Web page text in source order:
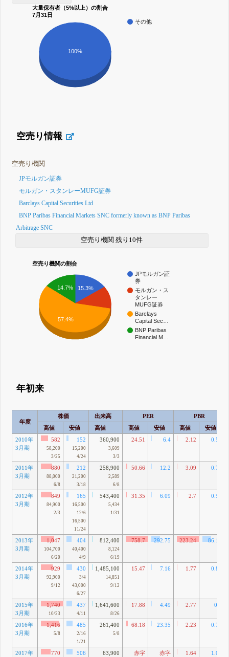
大量保有者（5%以上）の割合
7月31日
その他
100%
空売り情報
空売り機関
JPモルガン証券
モルガン・スタンレーMUFG証券
Barclays Capital Securities Ltd
BNP Paribas Financial Markets SNC formerly known as BNP Paribas
Arbitrage SNC
空売り機関 残り10件
空売り機関の割合
JPモルガン証
券
モルガン・ス
タンレー
MUFG証券
Barclays
Capital Sec…
BNP Paribas
Financial M…
15.3%
14.7%
57.4%
年初来
年度
株価 出来高 PER
PBR
高値
安値 高値 高値 安値 高値
安値
2010年
3月期
582
58,200
3/25
152
15,200
4/24
360,900
3,609
3/3
24.51 6.4 2.12 0.55
2011年
3月期
880
88,000
6/8
212
21,200
3/18
258,900
2,589
6/8
50.66 12.2 3.09 0.74
2012年
3月期
849
84,900
2/3
165
16,500
12/6
16,500
11/24
543,400
5,434
1/31
31.35 6.09 2.7 0.52
2013年
3月期
1,047
104,700
6/20
404
40,400
4/9
812,400
8,124
6/19
758.7 292.75 223.24 86.14
2014年
3月期
929
92,900
9/12
430
3/4
43,000
6/27
1,485,100
14,851
9/12
15.47 7.16 1.77 0.82
2015年
3月期
1,740
10/23
437
4/11
1,641,600
8/26
17.88 4.49 2.77 0.7
2016年
3月期
1,416
5/8
485
2/16
1/21
261,400
5/8
68.18 23.35 2.23 0.76
2017年
770 506 63,900 赤字 赤字 1.64 1.08